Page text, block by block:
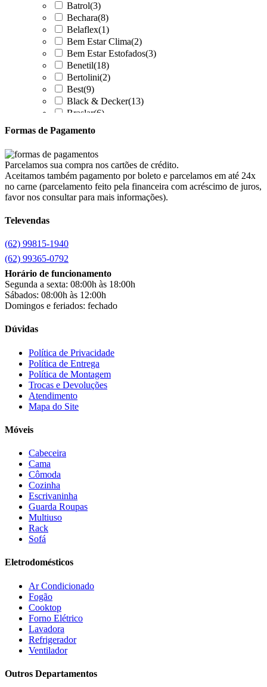
Batrol(3)
Bechara(8)
Belaflex(1)
Bem Estar Clima(2)
Bem Estar Estofados(3)
Benetil(18)
Bertolini(2)
Best(9)
Black & Decker(13)
Braslar(6)
Britânia
Cairu(7)
Canaã Moveis (0)
Canaã Móveis(2)
Carioca Móveis(8)
Clarice
clock
Colibri
Colli(53)
Colormaq(43)
Companhia do Estofado
Cotherm(2)
D' Doro Móveis
Dako(23)
Demóbile(13)
Dômina
Doripel
Estofados solar
Fischer
Giga
Gree(3)
Henn
Hisense
Hot Sat
HP
JB BECHARA
Formas de Pagamento
Parcelamos sua compra nos cartões de crédito.
Aceitamos também pagamento por boleto e parcelamos em até 24x
no carne (parcelamento feito pela financeira com acréscimo de juros,
favor nos consultar para mais informações).
Televendas
(62) 99815-1940
(62) 99365-0792
Horário de funcionamento
Segunda a sexta: 08:00h às 18:00h
Sábados: 08:00h às 12:00h
Domingos e feriados: fechado
Dúvidas
Política de Privacidade
Política de Entrega
Política de Montagem
Trocas e Devoluções
Atendimento
Mapa do Site
Móveis
Cabeceira
Cama
Cômoda
Cozinha
Escrivaninha
Guarda Roupas
Multiuso
Rack
Sofá
Eletrodomésticos
Ar Condicionado
Fogão
Cooktop
Forno Elétrico
Lavadora
Refrigerador
Ventilador
Outros Departamentos